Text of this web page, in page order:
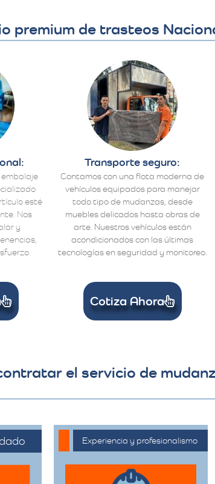
premium de trasteos
embalaje
esté
Nos
y
Transporte seguro:
Contamos con una flota moderna de
vehículos equipados para manejar
todo tipo de mudanzas, desde
muebles delicados hasta obras de
arte. Nuestros vehículos están
acondicionados con las últimas
tecnologías en seguridad y monitoreo.
Cotiza Ahora
el servicio de
Experiencia y profesionalismo
Contamos con una